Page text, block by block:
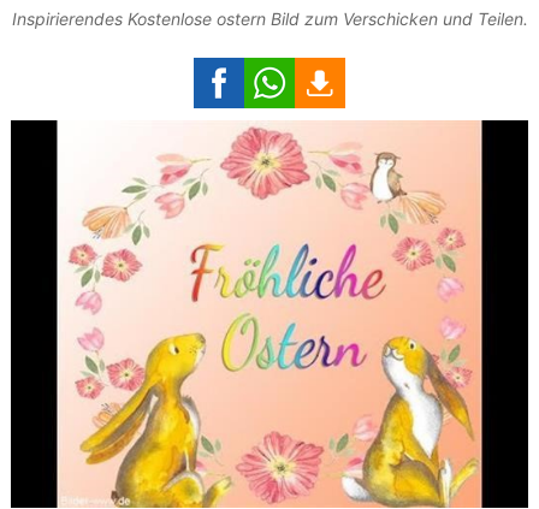
Inspirierendes Kostenlose ostern Bild zum Verschicken und Teilen.